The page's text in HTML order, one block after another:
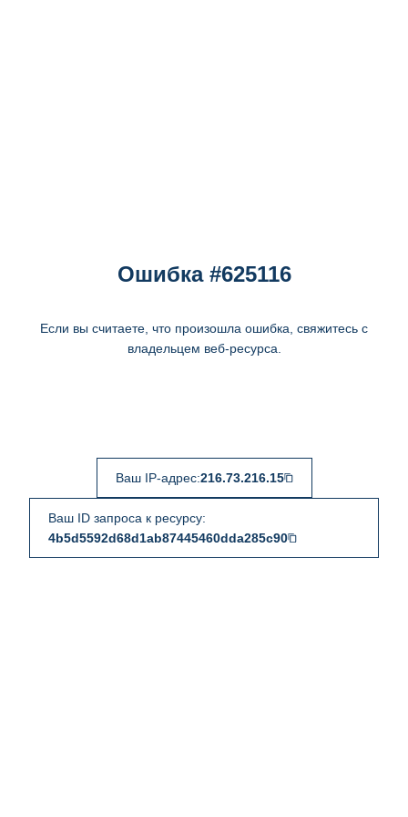
Ошибка #625116
Если вы считаете, что произошла ошибка, свяжитесь с
владельцем веб-ресурса.
Ваш IP-адрес:216.73.216.15
Ваш ID запроса к ресурсу:
4b5d5592d68d1ab87445460dda285c90